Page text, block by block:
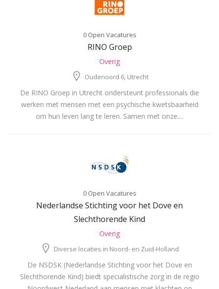
RINO Groep
0 Open Vacatures
Overig
Oudenoord 6, Utrecht
De RINO Groep in Utrecht ondersteunt professionals die
werken met mensen met een psychische kwetsbaarheid
om hun leven lang te leren. Samen met onze....
Nederlandse Stichting voor het Dove en
Slechthorende Kind
0 Open Vacatures
Overig
Diverse locaties in Noord- en Zuid-Holland
De NSDSK (Nederlandse Stichting voor het Dove en
Slechthorende Kind) biedt specialistische zorg in de regio